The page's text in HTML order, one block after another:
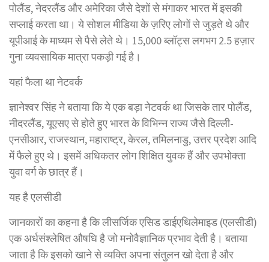
पोलैंड, नेदरलैंड और अमेरिका जैसे देशों से मंगाकर भारत में इसकी
सप्लाई करता था। ये सोशल मीडिया के ज़रिए लोगों से जुड़ते थे और
यूपीआई के माध्यम से पैसे लेते थे। 15,000 ब्लॉट्स लगभग 2.5 हज़ार
गुना व्यवसायिक मात्रा पकड़ी गई है।
यहां फैला था नेटवर्क
ज्ञानेश्वर सिंह ने बताया कि ये एक बड़ा नेटवर्क था जिसके तार पोलैंड,
नीदरलैंड, यूएसए से होते हुए भारत के विभिन्न राज्य जैसे दिल्ली-
एनसीआर, राजस्थान, महाराष्ट्र, केरल, तमिलनाडु, उत्तर प्रदेश आदि
में फैले हुए थे। इसमें अधिकतर लोग शिक्षित युवक हैं और उपभोक्ता
युवा वर्ग के छात्र हैं।
यह है एलसीडी
जानकारों का कहना है कि लीसर्जिक एसिड डाईएथिलेमाइड (एलसीडी)
एक अर्धसंश्लेषित औषधि है जो मनोवैज्ञानिक प्रभाव देती है। बताया
जाता है कि इसको खाने से व्यक्ति अपना संतुलन खो देता है और